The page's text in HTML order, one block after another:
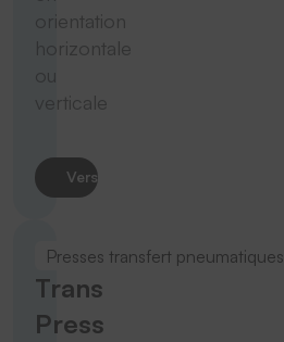
orientation
horizontale
verticale
Vers le produit
Presses transfert pneumatiques
Trans
Press